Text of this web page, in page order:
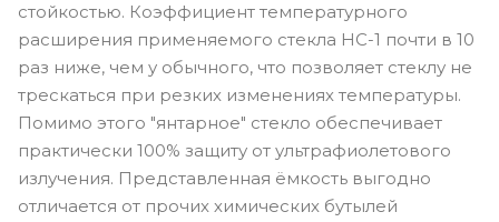
стойкостью. Коэффициент температурного
расширения применяемого стекла НС-1 почти в 10
раз ниже, чем у обычного, что позволяет стеклу не
трескаться при резких изменениях температуры.
Помимо этого "янтарное" стекло обеспечивает
практически 100% защиту от ультрафиолетового
излучения. Представленная ёмкость выгодно
отличается от прочих химических бутылей